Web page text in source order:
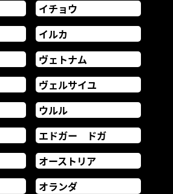
イチョウ
イルカ
ヴェトナム
ヴェルサイユ
ウルル
エドガー ドガ
オーストリア
オランダ